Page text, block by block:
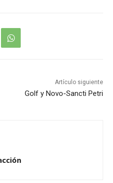
Artículo siguiente
Golf y Novo-Sancti Petri